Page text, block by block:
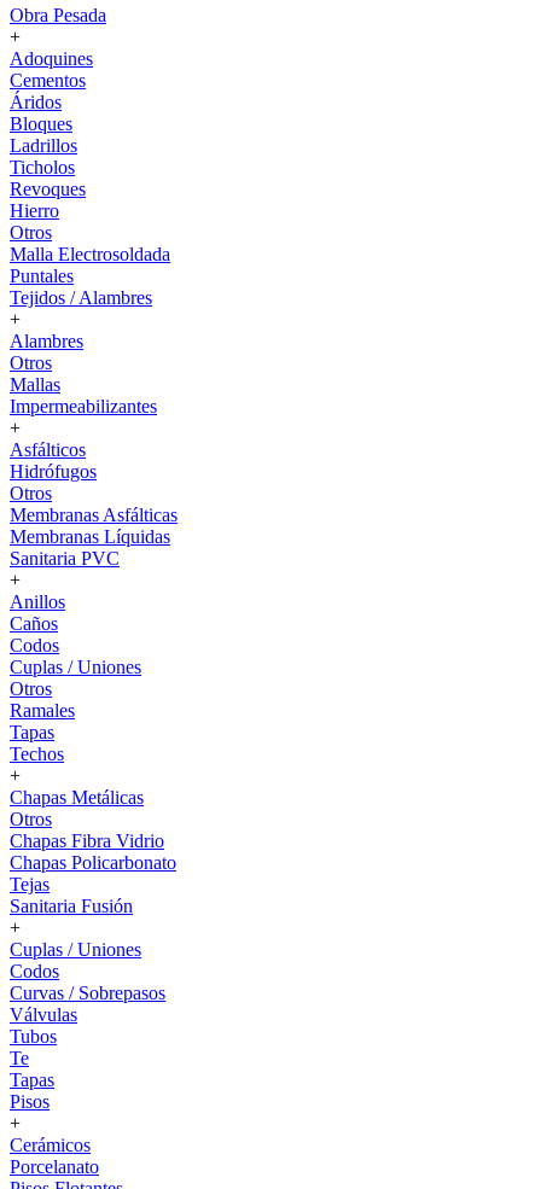
Obra Pesada
+
Adoquines
Cementos
Áridos
Bloques
Ladrillos
Ticholos
Revoques
Hierro
Otros
Malla Electrosoldada
Puntales
Tejidos / Alambres
+
Alambres
Otros
Mallas
Impermeabilizantes
+
Asfálticos
Hidrófugos
Otros
Membranas Asfálticas
Membranas Líquidas
Sanitaria PVC
+
Anillos
Caños
Codos
Cuplas / Uniones
Otros
Ramales
Tapas
Techos
+
Chapas Metálicas
Otros
Chapas Fibra Vidrio
Chapas Policarbonato
Tejas
Sanitaria Fusión
+
Cuplas / Uniones
Codos
Curvas / Sobrepasos
Válvulas
Tubos
Te
Tapas
Pisos
+
Cerámicos
Porcelanato